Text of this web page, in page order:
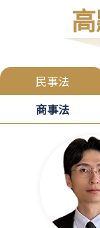
民事法
商事法